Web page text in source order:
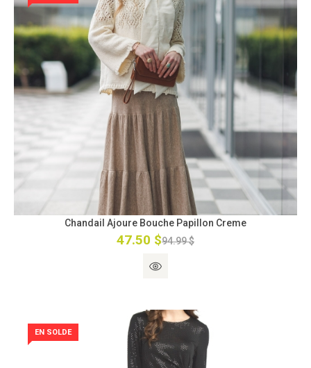
Chandail Ajoure Bouche Papillon Creme
47.50 $94.99 $
EN SOLDE